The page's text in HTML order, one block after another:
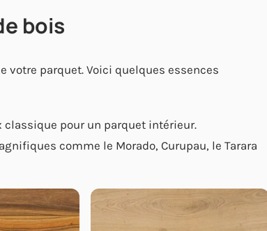
bois
votre parquet. Voici quelques essences
pour un parquet intérieur.
comme le Morado, Curupau, le Tarara